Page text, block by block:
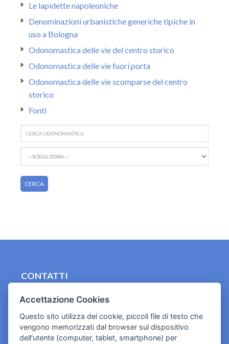
Le lapidette napoleoniche
Denominazioni urbanistiche generiche tipiche in
uso a Bologna
Odonomastica delle vie del centro storico
Odonomastica delle vie fuori porta
Odonomastica delle vie scomparse del centro
storico
Fonti
CONTATTI
Cookies e informativa privacy
Accettazione Cookies
Questo sito utilizza dei cookie, piccoli file di testo che
vengono memorizzati dal browser sul dispositivo
dell'utente (computer, tablet, smartphone) per